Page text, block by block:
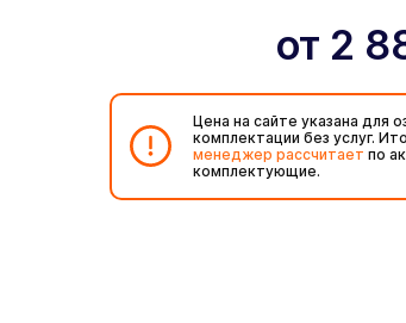
от 2
Цена на сайте указана для
комплектации без услуг.
менеджер рассчитает по
комплектующие.